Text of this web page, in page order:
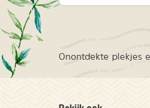
Onontdekte plekjes